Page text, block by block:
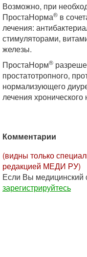
Возможно, при
ПростаНорма® в
лечения:
стимуляторами,
железы.
ПростаНорм®
простатотропного,
нормализующего
лечения
Комментарии
(видны только
редакцией МЕДИ РУ)
Если Вы медицинский
зарегистрируйтесь